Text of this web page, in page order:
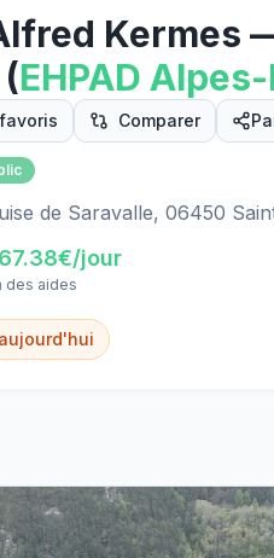
Kermes
(EHPAD
Comparer
de Saravalle, 06450
67.38€/jour
des aides